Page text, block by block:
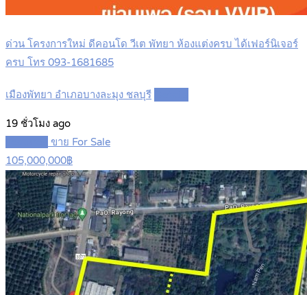
ด่วน โครงการใหม่ ดีคอนโด วีเต พัทยา ห้องแต่งครบ ได้เฟอร์นิเจอร์
ครบ โทร 093-1681685
เมืองพัทยา อำเภอบางละมุง ชลบุรี
19 ชั่วโมง ago
ขาย For Sale
105,000,000฿